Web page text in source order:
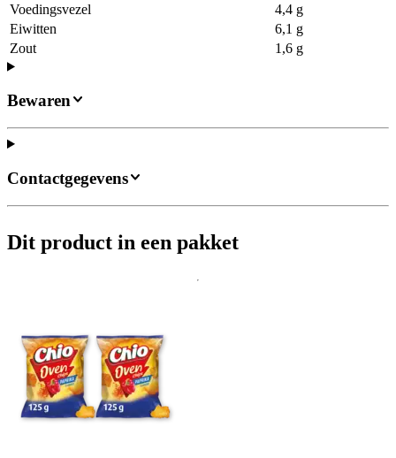
Voedingsvezel
4,4 g
Eiwitten
6,1 g
Zout
1,6 g
Bewaren
Contactgegevens
Dit product in een pakket